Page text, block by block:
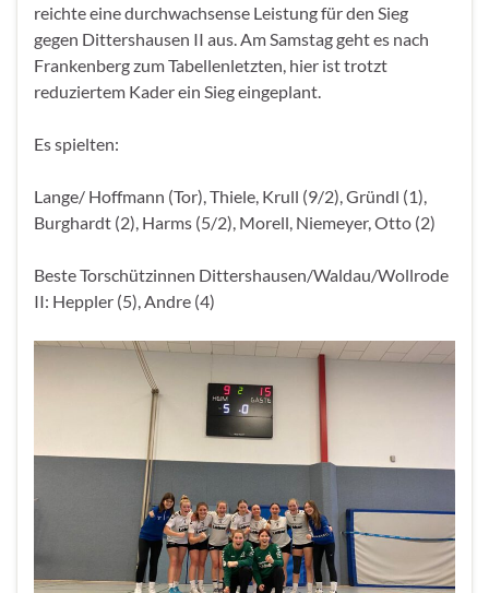
reichte eine durchwachsense Leistung für den Sieg
gegen Dittershausen II aus. Am Samstag geht es nach
Frankenberg zum Tabellenletzten, hier ist trotzt
reduziertem Kader ein Sieg eingeplant.
Es spielten:
Lange/ Hoffmann (Tor), Thiele, Krull (9/2), Gründl (1),
Burghardt (2), Harms (5/2), Morell, Niemeyer, Otto (2)
Beste Torschützinnen Dittershausen/Waldau/Wollrode
II: Heppler (5), Andre (4)